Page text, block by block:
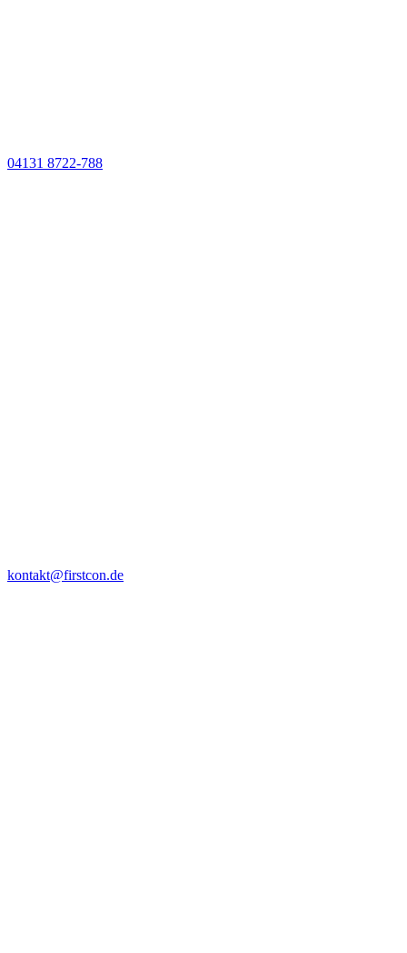
04131 8722-788
kontakt@firstcon.de